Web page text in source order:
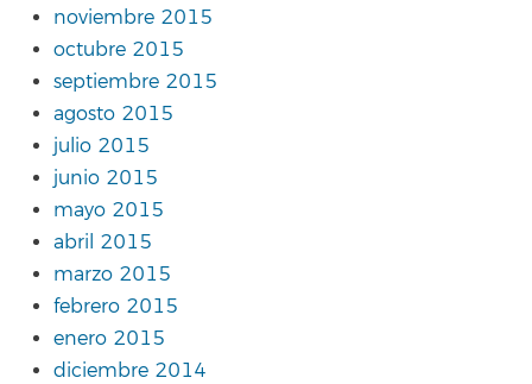
noviembre 2015
octubre 2015
septiembre 2015
agosto 2015
julio 2015
junio 2015
mayo 2015
abril 2015
marzo 2015
febrero 2015
enero 2015
diciembre 2014